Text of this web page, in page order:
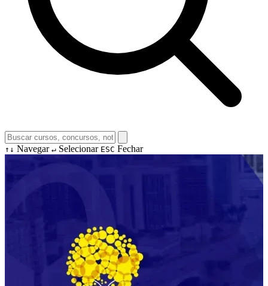
↑↓ Navegar ↵ Selecionar ESC Fechar